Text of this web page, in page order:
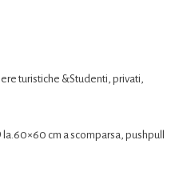
turistiche &Studenti, privati,
cm a scomparsa, pushpull